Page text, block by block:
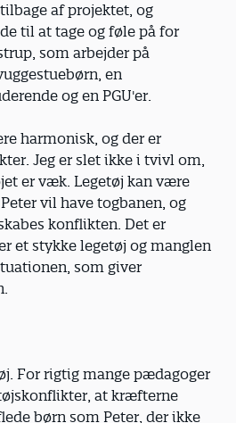
af projektet, og
til at tage og føle på for
som arbejder på
en
og en PGU'er.
harmonisk, og der er
Jeg er slet ikke i tvivl om,
er væk. Legetøj kan være
vil have togbanen, og
konflikten. Det er
et stykke legetøj og manglen
som giver
For rigtig mange pædagoger
at kræfterne
børn som Peter, der ikke